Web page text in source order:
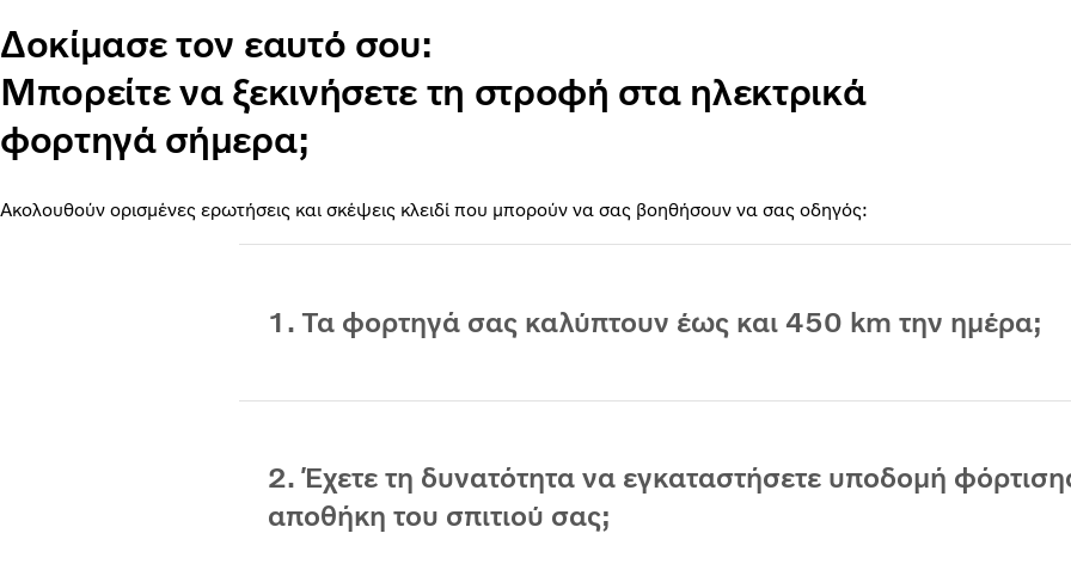
Δοκίμασε τον εαυτό σου:
Μπορείτε να ξεκινήσετε τη στροφή στα ηλεκτρικά
φορτηγά σήμερα;
Ακολουθούν ορισμένες ερωτήσεις και σκέψεις κλειδί που μπορούν να σας βοηθήσουν να σας οδηγός:
1. Τα φορτηγά σας καλύπτουν έως και 450 km την ημέρα;
2. Έχετε τη δυνατότητα να εγκαταστήσετε υποδομή
αποθήκη του σπιτιού σας;